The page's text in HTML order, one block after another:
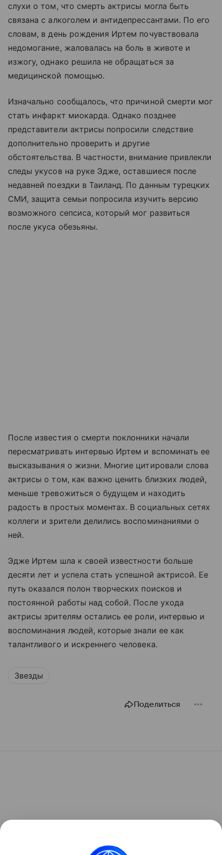
слухи о том, что смерть актрисы могла быть
связана с алкоголем и антидепрессантами. По его
словам, в день рождения Иртем почувствовала
недомогание, жаловалась на боль в животе и
изжогу, однако решила не обращаться за
медицинской помощью.
Изначально сообщалось, что причиной смерти мог
стать инфаркт миокарда. Однако позднее
представители актрисы попросили следствие
дополнительно проверить и другие
обстоятельства. В частности, внимание привлекли
следы укусов на руке Эдже, оставшиеся после
недавней поездки в Таиланд. По данным турецких
СМИ, защита семьи попросила изучить версию
возможного сепсиса, который мог развиться
после укуса обезьяны.
После известия о смерти поклонники начали
пересматривать интервью Иртем и вспоминать ее
высказывания о жизни. Многие цитировали слова
актрисы о том, как важно ценить близких людей,
меньше тревожиться о будущем и находить
радость в простых моментах. В социальных сетях
коллеги и зрители делились воспоминаниями о
ней.
Эдже Иртем шла к своей известности больше
десяти лет и успела стать успешной актрисой. Ее
путь оказался полон творческих поисков и
постоянной работы над собой. После ухода
актрисы зрителям остались ее роли, интервью и
воспоминания людей, которые знали ее как
талантливого и искреннего человека.
Звезды
Поделиться